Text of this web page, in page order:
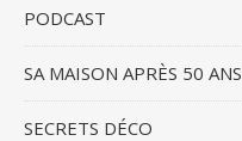
PODCAST
SA MAISON APRÈS 50 ANS
SECRETS DÉCO